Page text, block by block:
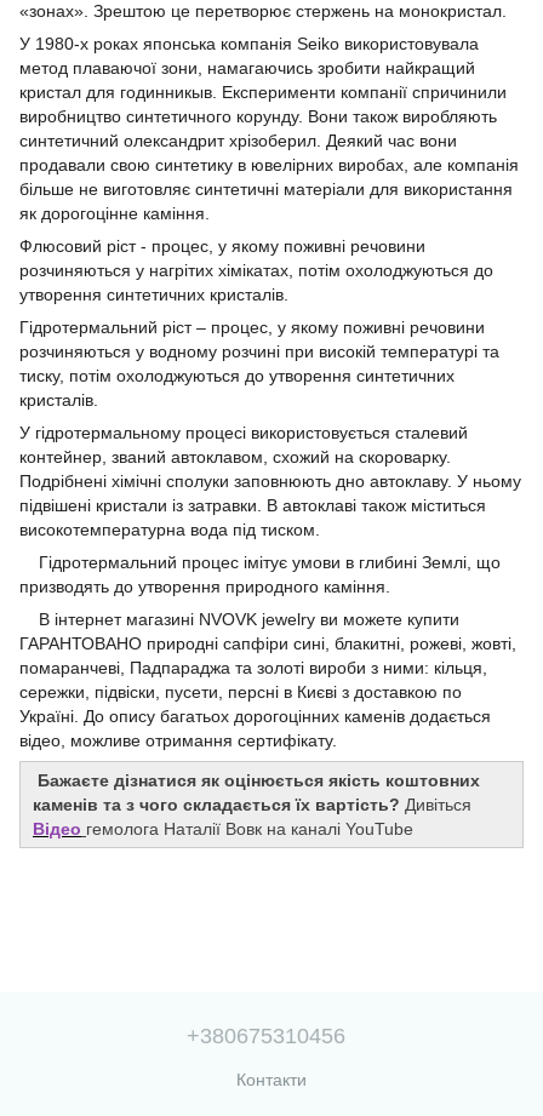
«зонах». Зрештою це перетворює стержень на монокристал.
У 1980-х роках японська компанія Seiko використовувала
метод плаваючої зони, намагаючись зробити найкращий
кристал для годинникыв. Експерименти компанії спричинили
виробництво синтетичного корунду. Вони також виробляють
синтетичний олександрит хрізоберил. Деякий час вони
продавали свою синтетику в ювелірних виробах, але компанія
більше не виготовляє синтетичні матеріали для використання
як дорогоцінне каміння.
Флюсовий ріст - процес, у якому поживні речовини
розчиняються у нагрітих хімікатах, потім охолоджуються до
утворення синтетичних кристалів.
Гідротермальний ріст – процес, у якому поживні речовини
розчиняються у водному розчині при високій температурі та
тиску, потім охолоджуються до утворення синтетичних
кристалів.
У гідротермальному процесі використовується сталевий
контейнер, званий автоклавом, схожий на скороварку.
Подрібнені хімічні сполуки заповнюють дно автоклаву. У ньому
підвішені кристали із затравки. В автоклаві також міститься
високотемпературна вода під тиском.
Гідротермальний процес імітує умови в глибині Землі, що
призводять до утворення природного каміння.
В інтернет магазині NVOVK jewelry ви можете купити
ГАРАНТОВАНО природні сапфіри сині, блакитні, рожеві, жовті,
помаранчеві, Падпараджа та золоті вироби з ними: кільця,
сережки, підвіски, пусети, персні в Києві з доставкою по
Україні. До опису багатьох дорогоцінних каменів додається
відео, можливе отримання сертифікату.
Бажаєте дізнатися як оцінюється якість коштовних
каменів та з чого складається їх вартість? Дивіться
Відео гемолога Наталії Вовк на каналі YouTube
+380675310456
Контакти